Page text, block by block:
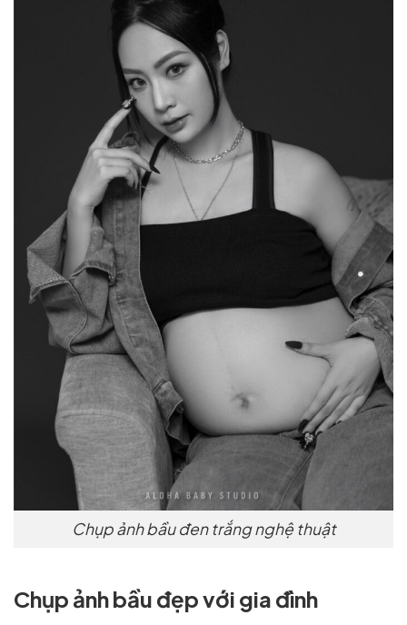
Chụp ảnh bầu đen trắng nghệ thuật
Chụp ảnh bầu đẹp với gia đình